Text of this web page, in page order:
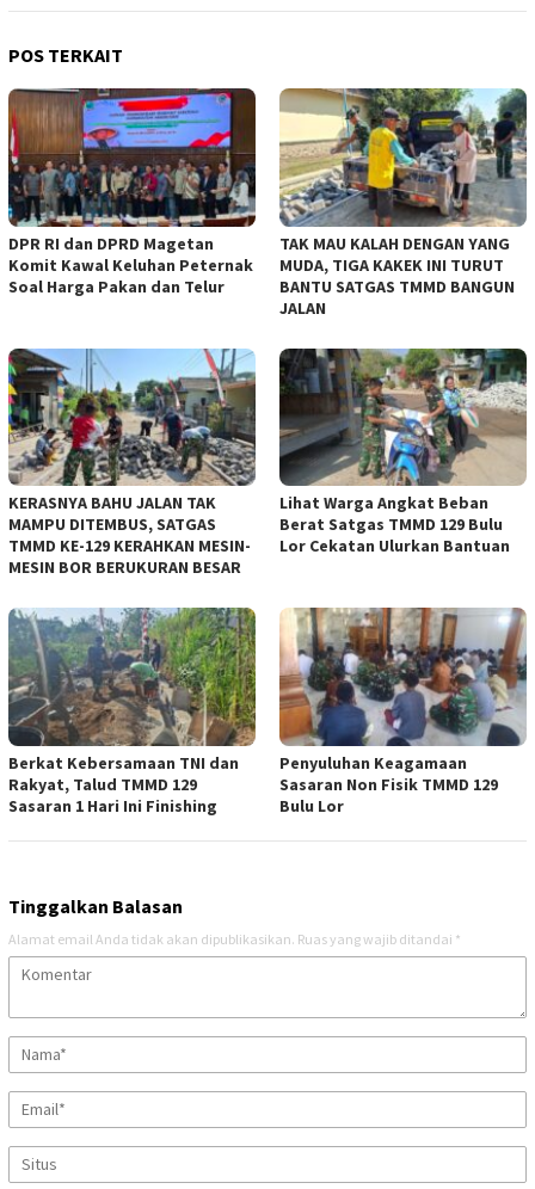
POS TERKAIT
DPR RI dan DPRD Magetan
Komit Kawal Keluhan Peternak
Soal Harga Pakan dan Telur
TAK MAU KALAH DENGAN YANG
MUDA, TIGA KAKEK INI TURUT
BANTU SATGAS TMMD BANGUN
JALAN
KERASNYA BAHU JALAN TAK
MAMPU DITEMBUS, SATGAS
TMMD KE-129 KERAHKAN MESIN-
MESIN BOR BERUKURAN BESAR
Lihat Warga Angkat Beban
Berat Satgas TMMD 129 Bulu
Lor Cekatan Ulurkan Bantuan
Berkat Kebersamaan TNI dan
Rakyat, Talud TMMD 129
Sasaran 1 Hari Ini Finishing
Penyuluhan Keagamaan
Sasaran Non Fisik TMMD 129
Bulu Lor
Tinggalkan Balasan
Alamat email Anda tidak akan dipublikasikan. Ruas yang wajib ditandai *